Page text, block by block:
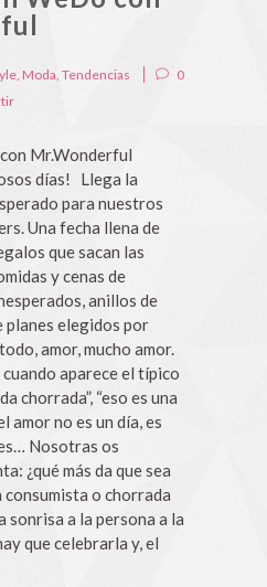
Moda Tendencias
0
Mr.Wonderful
días! Llega la
para nuestros
Una fecha llena de
que sacan las
y cenas de
anillos de
planes elegidos por
amor, mucho amor.
aparece el típico
chorrada”, “eso es una
amor no es un día, es
Nosotras os
¿qué más da que sea
o chorrada
sonrisa a la persona a la
que celebrarla y, el